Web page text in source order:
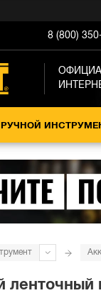
8 (800)
РУЧНОЙ
ленточный